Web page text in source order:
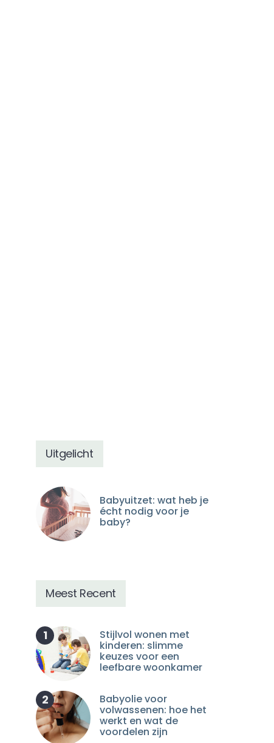
Uitgelicht
Babyuitzet: wat heb je
écht nodig voor je
baby?
Meest Recent
1 Stijlvol wonen met
kinderen: slimme
keuzes voor een
leefbare woonkamer
2 Babyolie voor
volwassenen: hoe het
werkt en wat de
voordelen zijn